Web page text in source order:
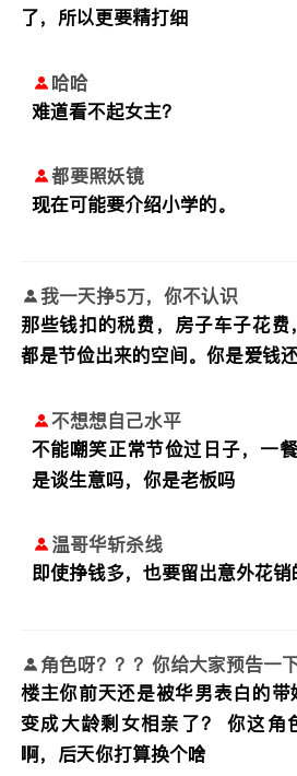
了，所以更要精打细
哈哈
难道看不起女主？
都要照妖镜
现在可能要介绍小学的。
我一天挣5万，你不认识
那些钱扣的税费，房子车子花费
都是节俭出来的空间。你是爱钱
不想想自己水平
不能嘲笑正常节俭过日子，一
是谈生意吗，你是老板吗
温哥华斩杀线
即使挣钱多，也要留出意外花销
角色呀？？？你给大家预告一下
楼主你前天还是被华男表白的带
变成大龄剩女相亲了？ 你这角
啊，后天你打算换个啥